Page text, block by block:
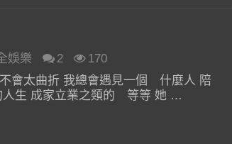
娛樂 2
170
會太曲折 我總會遇見一個 什麼人 陪
人生 成家立業之類的 等等 她 …